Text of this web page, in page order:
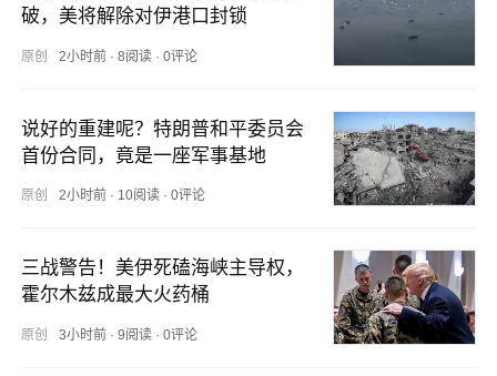
破，美将解除对伊港口封锁
原创 2小时前· 8阅读· 0评论
说好的重建呢？特朗普和平委员会
首份合同，竟是一座军事基地
原创 2小时前· 10阅读· 0评论
三战警告！美伊死磕海峡主导权，
霍尔木兹成最大火药桶
原创 3小时前· 9阅读· 0评论